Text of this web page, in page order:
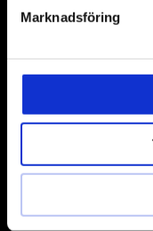
Marknadsföring
& däckmaskiner och
gärna om vad som
kunden.